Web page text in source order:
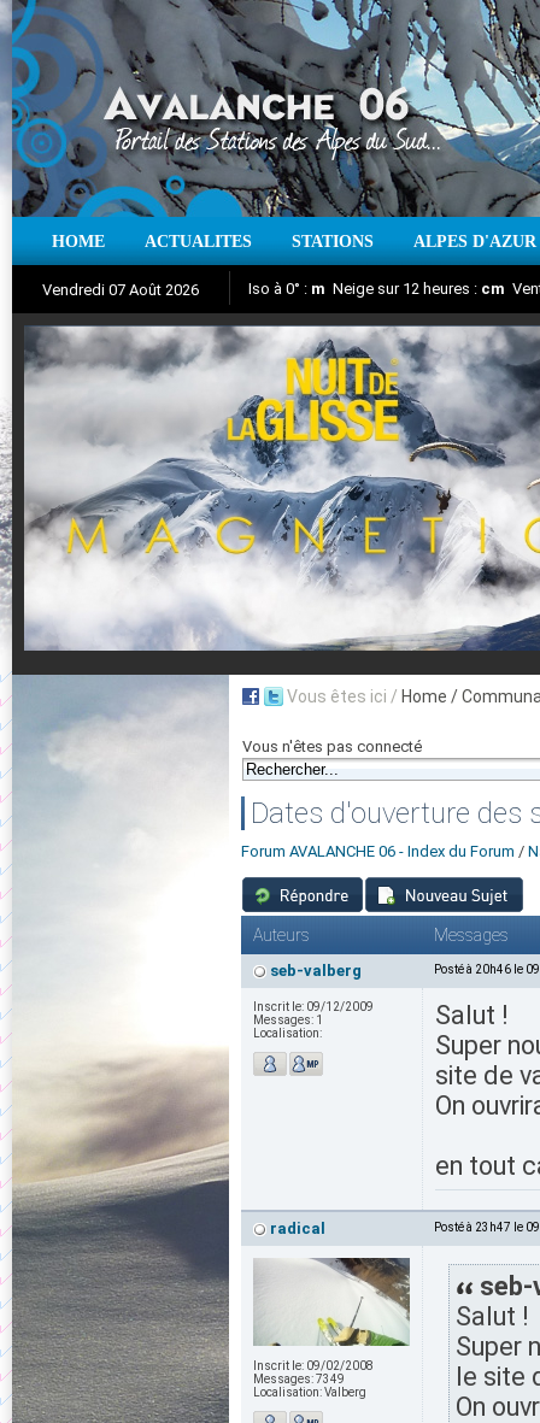
HOME ACTUALITES STATIONS ALPES D'AZUR
Vendredi 07 Août 2026
Aujourd'hui : T° Min : °C T° Max :°C
Iso à 0° : m Neige sur 12 heures : cm
Suivez en direct l'actualité des stations
Nuit de la Glisse 2018
Vous êtes ici / Home /
Vous n'êtes pas connecté
Dates d'ouverture des
Forum AVALANCHE 06 - Index du Forum /
Auteurs Messages
seb-valberg Posté à 20h46 le
Inscrit le: 09/12/2009
Messages: 1
Localisation:
Salut !
Super
site de
On
en tout
radical Posté à 23h47 le
Inscrit le: 09/02/2008
Messages:7349
Localisation:Valberg
seb-
Salut !
Super
le site
On